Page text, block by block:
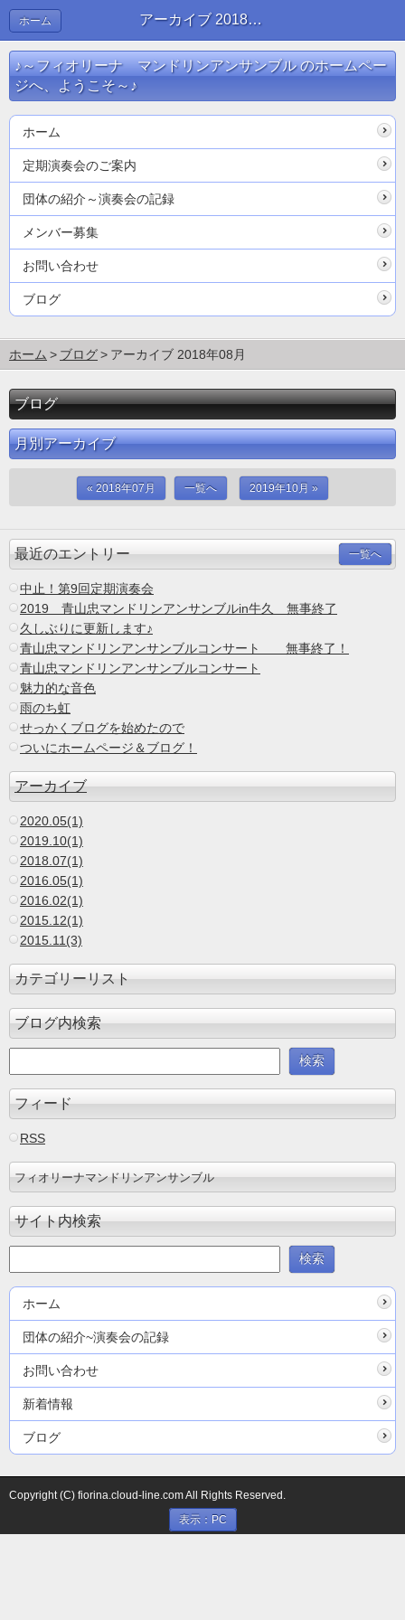
アーカイブ 2018年08月 | ブログ
ホーム
♪～フィオリーナ マンドリンアンサンブル のホームペー
ジへ、ようこそ～♪
ホーム
定期演奏会のご案内
団体の紹介～演奏会の記録
メンバー募集
お問い合わせ
ブログ
ホーム ブログ アーカイブ 2018年08月
ブログ
月別アーカイブ
« 2018年07月 一覧へ 2019年10月 »
最近のエントリー 一覧へ
中止！第9回定期演奏会
2019 青山忠マンドリンアンサンブルin牛久 無事終了
久しぶりに更新します♪
青山忠マンドリンアンサンブルコンサート 無事終了！
青山忠マンドリンアンサンブルコンサート
魅力的な音色
雨のち虹
せっかくブログを始めたので
ついにホームページ＆ブログ！
アーカイブ
2020.05(1)
2019.10(1)
2018.07(1)
2016.05(1)
2016.02(1)
2015.12(1)
2015.11(3)
カテゴリーリスト
ブログ内検索
フィード
RSS
フィオリーナマンドリンアンサンブル
サイト内検索
ホーム
団体の紹介~演奏会の記録
お問い合わせ
新着情報
ブログ
Copyright (C) fiorina.cloud-line.com All Rights Reserved.
表示：PC